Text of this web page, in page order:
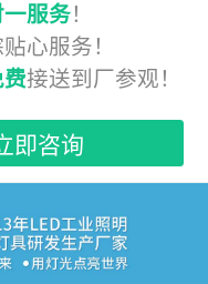
服务！
心服务！
接送到厂参观！
即咨询